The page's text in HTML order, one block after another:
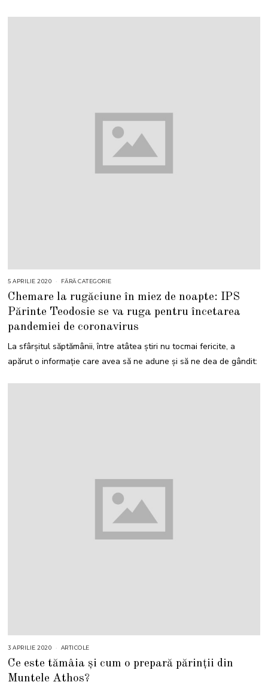
5 APRILIE 2020 FĂRĂ CATEGORIE
Chemare la rugăciune în miez de noapte: IPS
Părinte Teodosie se va ruga pentru încetarea
pandemiei de coronavirus
La sfârșitul săptămânii, între atâtea știri nu tocmai fericite, a
apărut o informație care avea să ne adune și să ne dea de gândit:
3 APRILIE 2020 ARTICOLE
Ce este tămâia și cum o prepară părinții din
Muntele Athos?